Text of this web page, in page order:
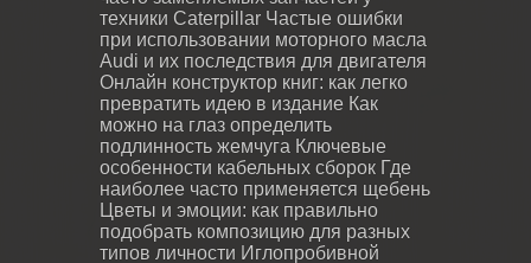
техники Caterpillar Частые ошибки
при использовании моторного масла
Audi и их последствия для двигателя
Онлайн конструктор книг: как легко
превратить идею в издание Как
можно на глаз определить
подлинность жемчуга Ключевые
особенности кабельных сборок Где
наиболее часто применяется щебень
Цветы и эмоции: как правильно
подобрать композицию для разных
типов личности Иглопробивной